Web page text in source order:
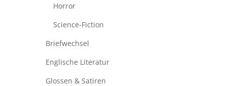
Horror
Science-Fiction
Briefwechsel
Englische Literatur
Glossen & Satiren